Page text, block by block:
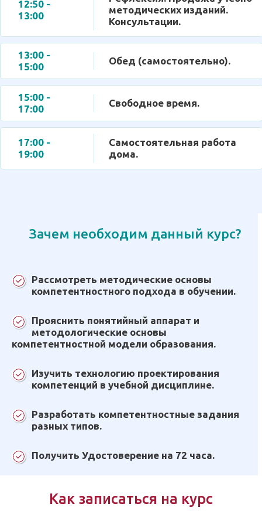
12:50 -
13:00
методических изданий.
Консультации.
13:00 -
15:00
Обед (самостоятельно).
15:00 -
17:00
Свободное время.
17:00 -
19:00
Самостоятельная работа
дома.
Зачем необходим данный курс?
Рассмотреть методические основы
компетентностного подхода в обучении.
Прояснить понятийный аппарат и
методологические основы
компетентностной модели образования.
Изучить технологию проектирования
компетенций в учебной дисциплине.
Разработать компетентностные задания
разных типов.
Получить Удостоверение на 72 часа.
Как записаться на курс